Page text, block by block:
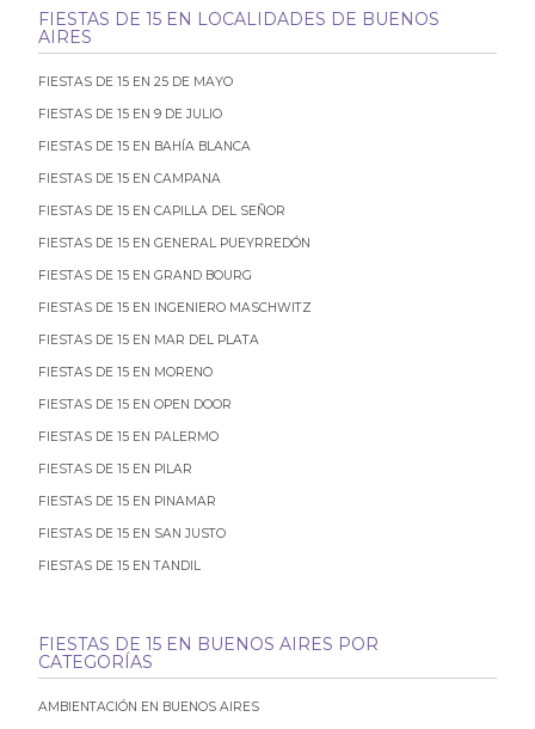
FIESTAS DE 15 EN LOCALIDADES DE BUENOS
AIRES
FIESTAS DE 15 EN 25 DE MAYO
FIESTAS DE 15 EN 9 DE JULIO
FIESTAS DE 15 EN BAHÍA BLANCA
FIESTAS DE 15 EN CAMPANA
FIESTAS DE 15 EN CAPILLA DEL SEÑOR
FIESTAS DE 15 EN GENERAL PUEYRREDÓN
FIESTAS DE 15 EN GRAND BOURG
FIESTAS DE 15 EN INGENIERO MASCHWITZ
FIESTAS DE 15 EN MAR DEL PLATA
FIESTAS DE 15 EN MORENO
FIESTAS DE 15 EN OPEN DOOR
FIESTAS DE 15 EN PALERMO
FIESTAS DE 15 EN PILAR
FIESTAS DE 15 EN PINAMAR
FIESTAS DE 15 EN SAN JUSTO
FIESTAS DE 15 EN TANDIL
FIESTAS DE 15 EN BUENOS AIRES POR
CATEGORÍAS
AMBIENTACIÓN EN BUENOS AIRES